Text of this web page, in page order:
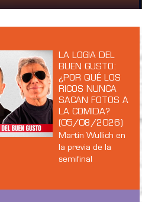
LA LOGIA DEL
BUEN GUSTO:
¿POR QUÉ LOS
RICOS NUNCA
SACAN FOTOS A
LA COMIDA?
(05/08/2026)
Martín Wullich en
la previa de la
semifinal